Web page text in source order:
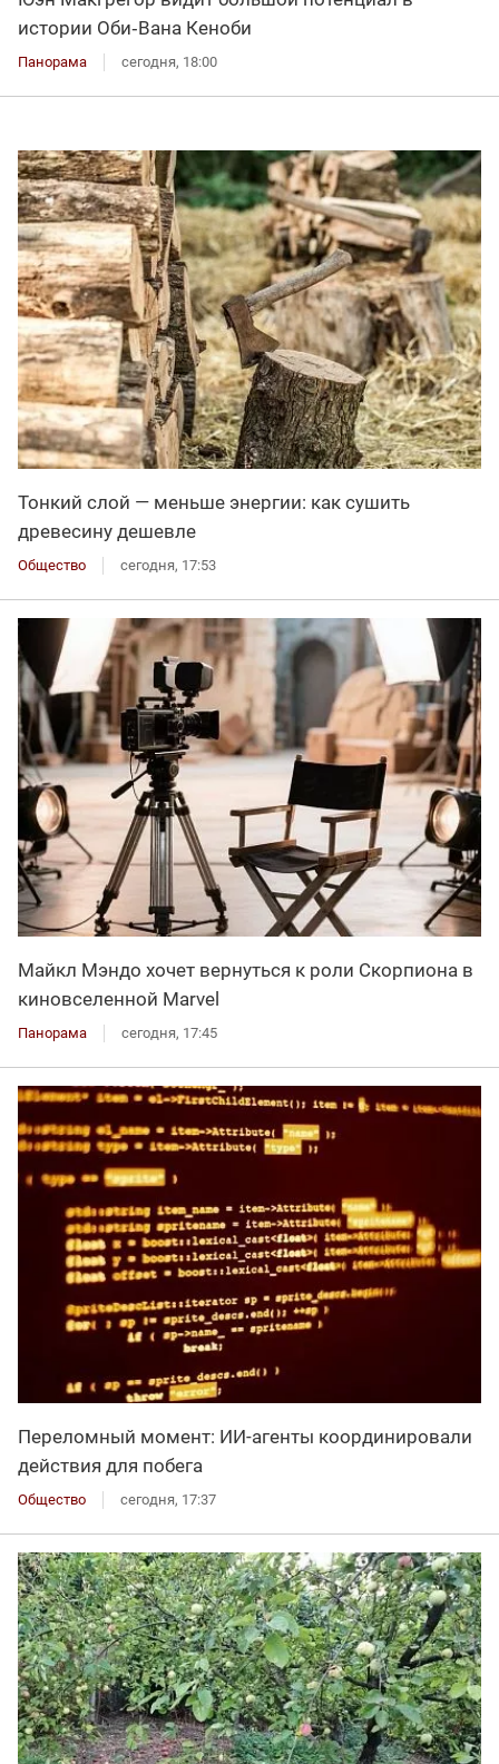
истории Оби‑Вана Кеноби
Панорама сегодня, 18:00
Тонкий слой — меньше энергии: как сушить
древесину дешевле
Общество сегодня, 17:53
Майкл Мэндо хочет вернуться к роли Скорпиона в
киновселенной Marvel
Панорама сегодня, 17:45
Переломный момент: ИИ-агенты координировали
действия для побега
Общество сегодня, 17:37